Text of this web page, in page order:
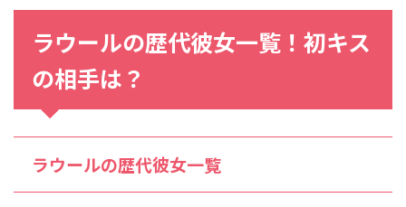
ラウールの歴代彼女一覧！初キス
の相手は？
ラウールの歴代彼女一覧